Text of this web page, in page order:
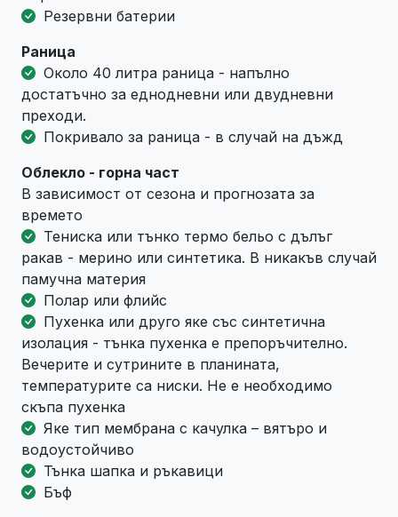
Резервни батерии
Раница
Около 40 литра раница - напълно
достатъчно за еднодневни или двудневни
преходи.
Покривало за раница - в случай на дъжд
Облекло - горна част
В зависимост от сезона и прогнозата за
времето
Тениска или тънко термо бельо с дълъг
ракав - мерино или синтетика. В никакъв случай
памучна материя
Полар или флийс
Пухенка или друго яке със синтетична
изолация - тънка пухенка е препоръчително.
Вечерите и сутрините в планината,
температурите са ниски. Не е необходимо
скъпа пухенка
Яке тип мембрана с качулка – вятъро и
водоустойчиво
Тънка шапка и ръкавици
Бъф